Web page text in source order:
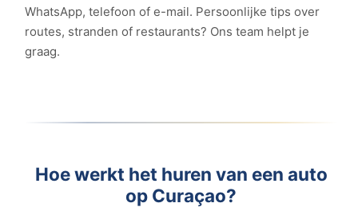
WhatsApp, telefoon of e-mail. Persoonlijke tips over
routes, stranden of restaurants? Ons team helpt je
graag.
Hoe werkt het huren van een auto
op Curaçao?